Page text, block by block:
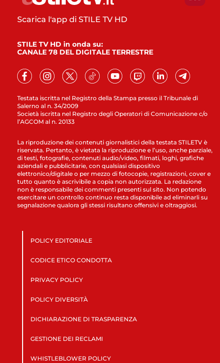
Testata iscritta nel Registro della Stampa presso il Tribunale di
Salerno al n. 34/2009
Società iscritta nel Registro degli Operatori di Comunicazione c/o
l’AGCOM al n. 20133
Scarica l'app di STILE TV HD
STILE TV HD in onda su:
CANALE 78 DEL DIGITALE TERRESTRE
La riproduzione dei contenuti giornalistici della testata STILETV è
riservata. Pertanto, è vietata la riproduzione e l’uso, anche parziale,
di testi, fotografie, contenuti audio/video, filmati, loghi, grafiche
aziendali e pubblicitarie, con qualsiasi dispositivo
elettronico/digitale o per mezzo di fotocopie, registrazioni, cover e
tutto quanto è ascrivibile a copia non autorizzata. La redazione
non è responsabile dei commenti presenti sul sito. Non potendo
esercitare un controllo continuo resta disponibile ad eliminarli su
segnalazione qualora gli stessi risultano offensivi e oltraggiosi.
POLICY EDITORIALE
CODICE ETICO CONDOTTA
PRIVACY POLICY
POLICY DIVERSITÀ
DICHIARAZIONE DI TRASPARENZA
GESTIONE DEI RECLAMI
WHISTLEBLOWER POLICY